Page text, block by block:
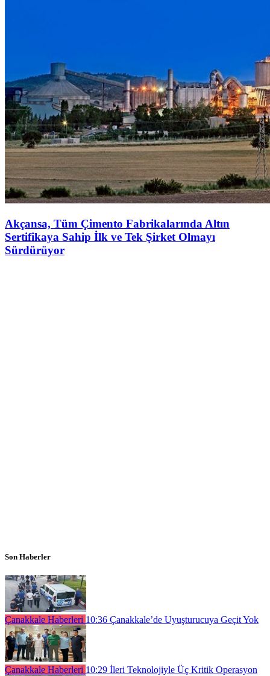
Akçansa, Tüm Çimento Fabrikalarında Altın
Sertifikaya Sahip İlk ve Tek Şirket Olmayı
Sürdürüyor
Son Haberler
Çanakkale Haberleri 10:36 Çanakkale’de Uyuşturucuya Geçit Yok
Çanakkale Haberleri 10:29 İleri Teknolojiyle Üç Kritik Operasyon